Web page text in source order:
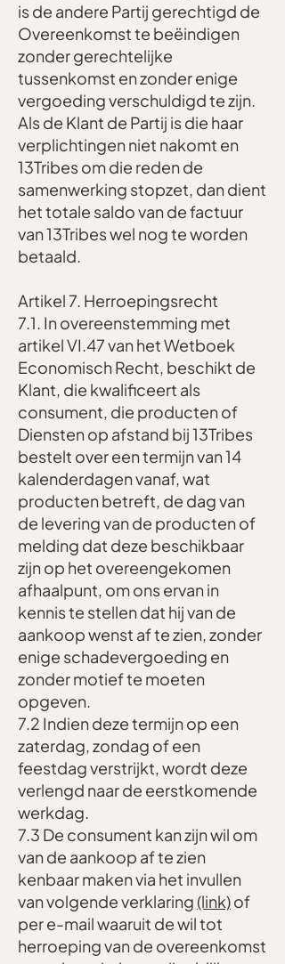
is de andere Partij gerechtigd de
Overeenkomst te beëindigen
zonder gerechtelijke
tussenkomst en zonder enige
vergoeding verschuldigd te zijn.
Als de Klant de Partij is die haar
verplichtingen niet nakomt en
13Tribes om die reden de
samenwerking stopzet, dan dient
het totale saldo van de factuur
van 13Tribes wel nog te worden
betaald.
Artikel 7. Herroepingsrecht
7.1. In overeenstemming met
artikel VI.47 van het Wetboek
Economisch Recht, beschikt de
Klant, die kwalificeert als
consument, die producten of
Diensten op afstand bij 13Tribes
bestelt over een termijn van 14
kalenderdagen vanaf, wat
producten betreft, de dag van
de levering van de producten of
melding dat deze beschikbaar
zijn op het overeengekomen
afhaalpunt, om ons ervan in
kennis te stellen dat hij van de
aankoop wenst af te zien, zonder
enige schadevergoeding en
zonder motief te moeten
opgeven.
7.2 Indien deze termijn op een
zaterdag, zondag of een
feestdag verstrijkt, wordt deze
verlengd naar de eerstkomende
werkdag.
7.3 De consument kan zijn wil om
van de aankoop af te zien
kenbaar maken via het invullen
van volgende verklaring (link)of
per e-mail waaruit de wil tot
herroeping van de overeenkomst